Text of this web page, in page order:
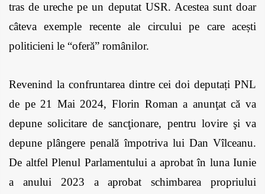
tras de ureche pe un deputat USR. Acestea sunt doar
câteva exemple recente ale circului pe care acești
politicieni le “oferă” românilor.
Revenind la confruntarea dintre cei doi deputați PNL
de pe 21 Mai 2024, Florin Roman a anunţat că va
depune solicitare de sancţionare, pentru lovire şi va
depune plângere penală împotriva lui Dan Vîlceanu.
De altfel Plenul Parlamentului a aprobat în luna Iunie
a anului 2023 a aprobat schimbarea propriului